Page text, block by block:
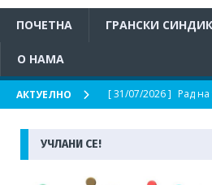
ПОЧЕТНА ГРАНСКИ
О НАМА
АКТУЕЛНО [ 31/07/2026 ] Рад
Још
УЧЛАНИ СЕ!